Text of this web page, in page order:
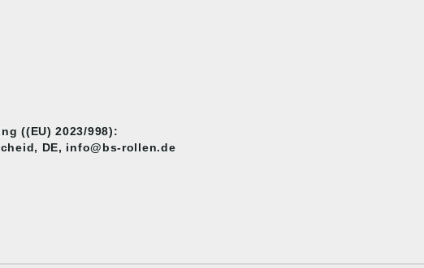
((EU) 2023/998):
DE, info@bs-rollen.de